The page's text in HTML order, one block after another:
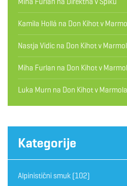
Kamila Hollá na Don Kihot v
Nastja Vidic na Don Kihot v
Miha Furlan na Don Kihot v
Luka Murn na Don Kihot v
Kategorije
Alpinistični smuk (102)